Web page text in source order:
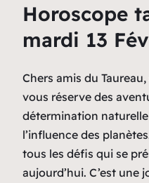
Horoscope
mardi 13
Chers amis du
vous réserve des
détermination
l’influence des
tous les défis qui se
aujourd’hui. C’est une